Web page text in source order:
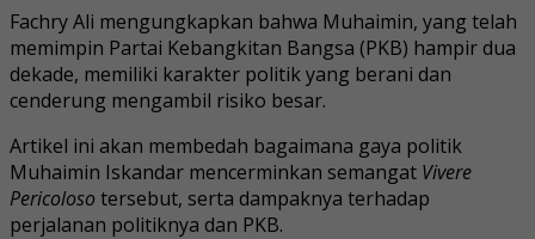
Fachry Ali mengungkapkan bahwa Muhaimin, yang telah
memimpin Partai Kebangkitan Bangsa (PKB) hampir dua
dekade, memiliki karakter politik yang berani dan
cenderung mengambil risiko besar.
Artikel ini akan membedah bagaimana gaya politik
Muhaimin Iskandar mencerminkan semangat Vivere
Pericoloso tersebut, serta dampaknya terhadap
perjalanan politiknya dan PKB.